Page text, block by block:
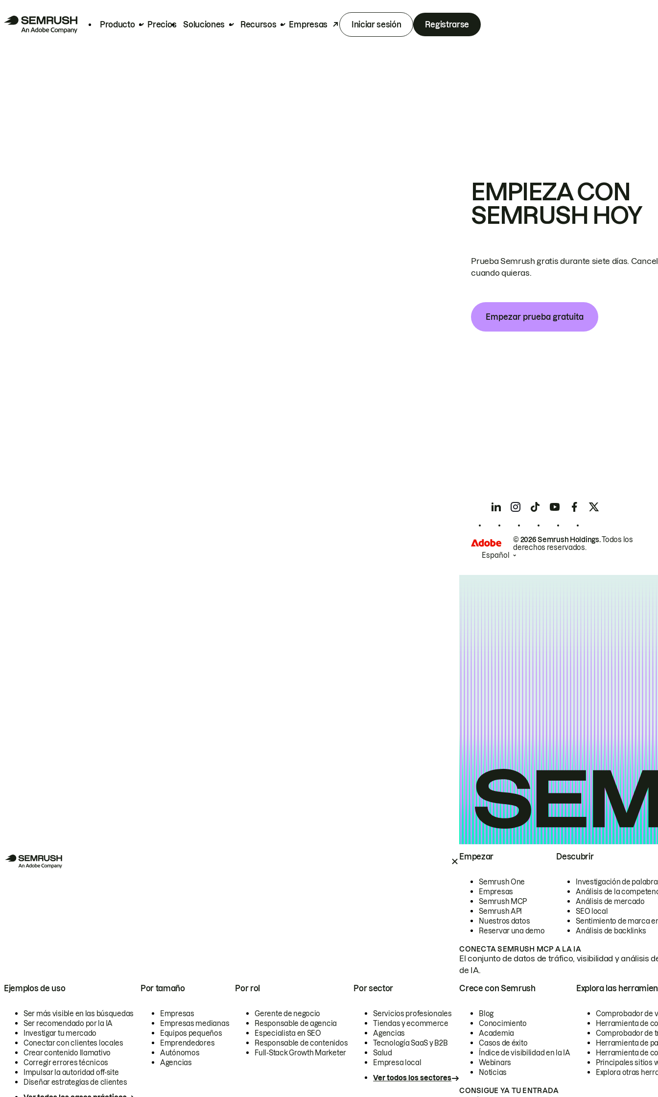
Producto Precios Soluciones Recursos Empresas Iniciar sesión Registrarse
Empezar
Semrush One
Empresas
Semrush MCP
Semrush API
Nuestros datos
Reservar una demo
Descubrir
Investigación de
Análisis de la
Análisis de mercado
SEO local
Sentimiento de marca
Análisis de backlinks
CONECTA SEMRUSH MCP A LA IA
El conjunto de datos de tráfico, visibilidad y análisis
de IA.
Ejemplos de uso
Ser más visible en las búsquedas
Ser recomendado por la IA
Investigar tu mercado
Conectar con clientes locales
Crear contenido llamativo
Corregir errores técnicos
Impulsar la autoridad off-site
Diseñar estrategias de clientes
Por tamaño
Empresas
Empresas medianas
Equipos pequeños
Emprendedores
Autónomos
Agencias
Por rol
Gerente de negocio
Responsable de agencia
Especialista en SEO
Responsable de contenidos
Full-Stack Growth Marketer
Por sector
Servicios profesionales
Tiendas y ecommerce
Agencias
Tecnología SaaS y B2B
Salud
Empresa local
Ver todos los sectores
Crece con Semrush
Blog
Conocimiento
Academia
Casos de éxito
Índice de visibilidad en la IA
Webinars
Noticias
Explora las
Comprobador de
Herramienta de
Comprobador de
Herramienta de
Herramienta de
Principales sitios
Explora otras
CONSIGUE YA TU ENTRADA
EMPIEZA CON
SEMRUSH HOY
Prueba Semrush gratis durante siete días.
cuando quieras.
Empezar prueba gratuita
© 2026 Semrush Holdings.Todos los
derechos reservados.
Español